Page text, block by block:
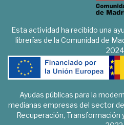
Esta actividad ha recibido una
librerías de la Comunidad de
2024
Ayudas públicas para la
medianas empresas del sector
Recuperación, Transformación